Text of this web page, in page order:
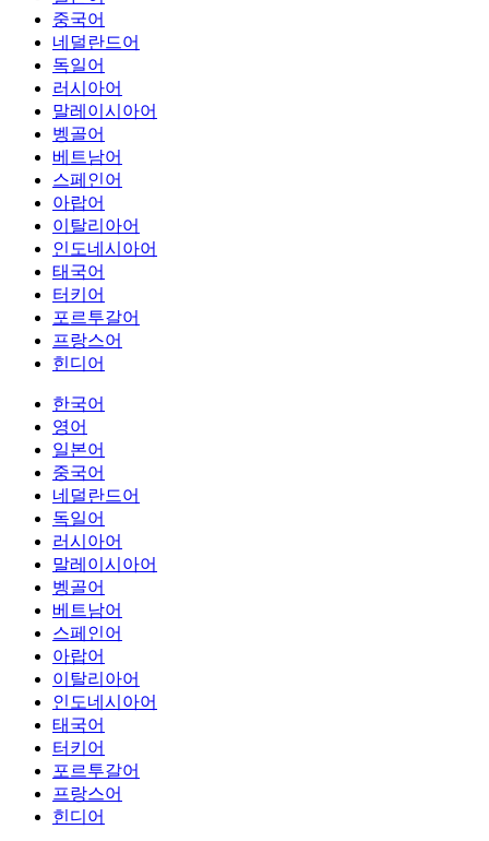
중국어
네덜란드어
독일어
러시아어
말레이시아어
벵골어
베트남어
스페인어
아랍어
이탈리아어
인도네시아어
태국어
터키어
포르투갈어
프랑스어
힌디어
한국어
영어
일본어
중국어
네덜란드어
독일어
러시아어
말레이시아어
벵골어
베트남어
스페인어
아랍어
이탈리아어
인도네시아어
태국어
터키어
포르투갈어
프랑스어
힌디어